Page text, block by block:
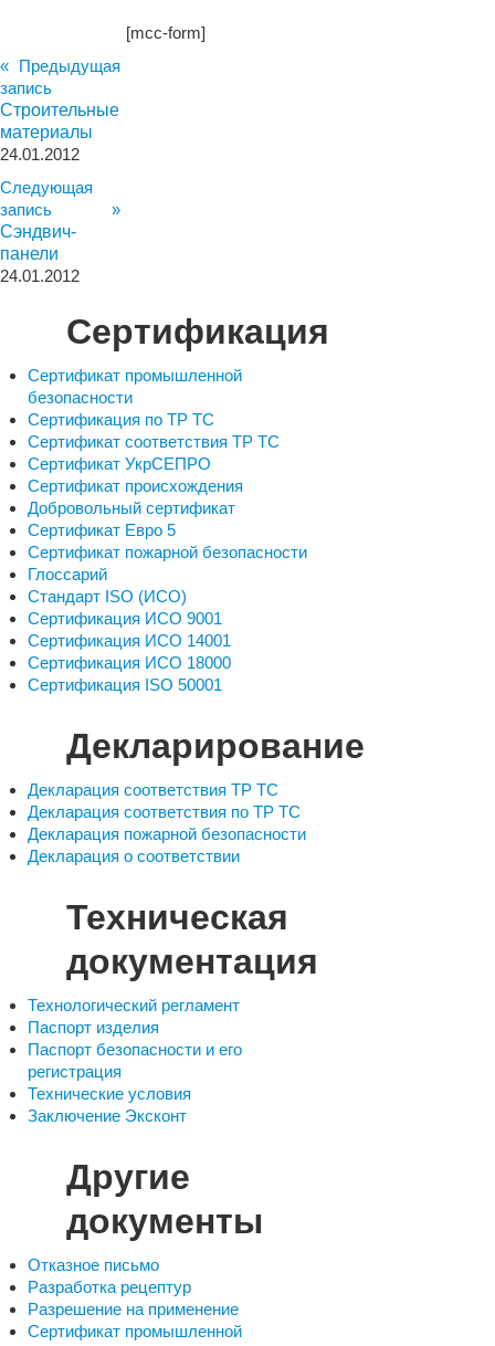
[mcc-form]
« Предыдущая
запись
Строительные
материалы
24.01.2012
Следующая
запись »
Сэндвич-
панели
24.01.2012
Сертификация
Сертификат промышленной
безопасности
Сертификация по ТР ТС
Сертификат соответствия ТР ТС
Сертификат УкрСЕПРО
Сертификат происхождения
Добровольный сертификат
Сертификат Евро 5
Сертификат пожарной безопасности
Глоссарий
Стандарт ISO (ИСО)
Сертификация ИСО 9001
Сертификация ИСО 14001
Сертификация ИСО 18000
Сертификация ISO 50001
Декларирование
Декларация соответствия ТР ТС
Декларация соответствия по ТР ТС
Декларация пожарной безопасности
Декларация о соответствии
Техническая
документация
Технологический регламент
Паспорт изделия
Паспорт безопасности и его
регистрация
Технические условия
Заключение Эксконт
Другие
документы
Отказное письмо
Разработка рецептур
Разрешение на применение
Сертификат промышленной